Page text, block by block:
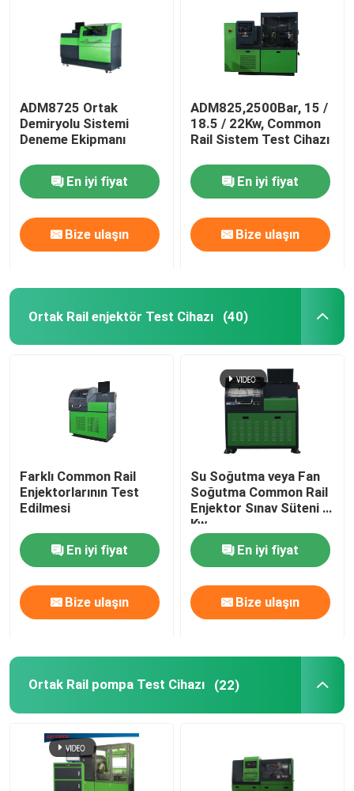
Ev
Hakkımızda
Fabrika turu
Bize Ulaşın
Haberler
vakalar
Ortak Rail enjektör Test Cihazı
ADM8725 Ortak
Demiryolu Sistemi
Deneme Ekipmanı
En iyi fiyat
Bize ulaşın
ADM825,2500Bar, 15 /
18.5 / 22Kw, Common
Rail Sistem Test Cihazı
En iyi fiyat
Bize ulaşın
Ortak Rail enjektör Test Cihazı (40)
Farklı Common Rail
Enjektorlarının Test
Edilmesi
En iyi fiyat
Bize ulaşın
Su Soğutma veya Fan
Soğutma Common Rail
Enjektor Sınav Süteni 4
Kw
En iyi fiyat
Bize ulaşın
Ortak Rail pompa Test Cihazı (22)